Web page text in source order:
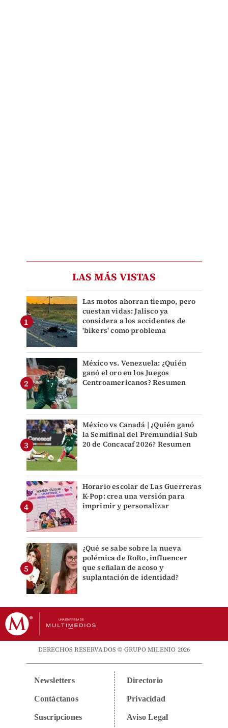
LAS MÁS VISTAS
Las motos ahorran tiempo, pero
cuestan vidas: Jalisco ya
considera a los accidentes de
'bikers' como problema
México vs. Venezuela: ¿Quién
ganó el oro en los Juegos
Centroamericanos? Resumen
México vs Canadá | ¿Quién ganó
la Semifinal del Premundial Sub
20 de Concacaf 2026? Resumen
Horario escolar de Las Guerreras
K-Pop: crea una versión para
imprimir y personalizar
¿Qué se sabe sobre la nueva
polémica de RoRo, influencer
que señalan de acoso y
suplantación de identidad?
DERECHOS RESERVADOS © GRUPO MILENIO 2026
Newsletters
Contáctanos
Suscripciones
Directorio
Privacidad
Aviso Legal